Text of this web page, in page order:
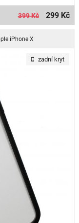
399 Kč 299 Kč
iPhone X
zadní kryt